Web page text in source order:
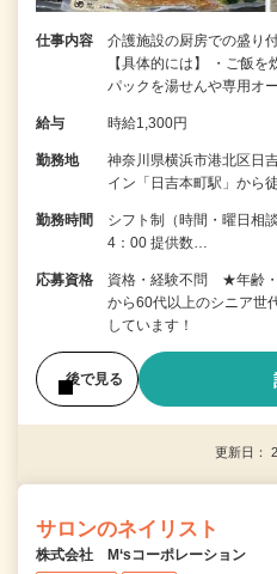
仕事内容
介護施設の厨房での盛り
【具体的には】 ・ご飯
パックを湯せんや専用オ
給与 時給1,300円
勤務地
神奈川県横浜市港北区日
イン「日吉本町駅」から徒
勤務時間
シフト制（時間・曜日相
4：00 提供数…
応募資格
資格・経験不問 ★年齢
から60代以上のシニア世
しています！
後で見る
更新日：
サロンのネイリスト
株式会社 M‘sコーポレーション